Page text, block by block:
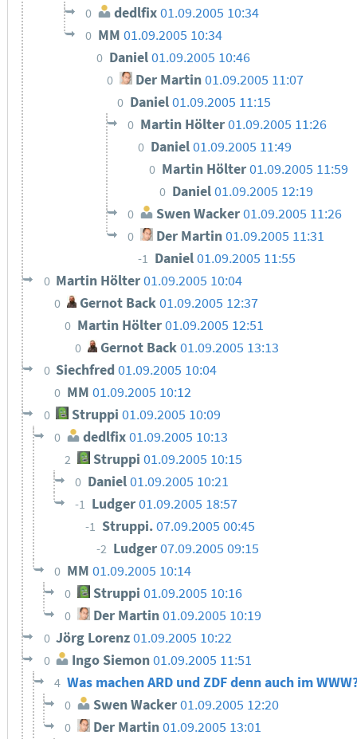
0 dedlfix01.09.2005 10:34
0 MM01.09.2005 10:34
0 Daniel01.09.2005 10:46
0 Der Martin 01.09.2005 11:07
0 Daniel01.09.2005 11:15
0 Martin Hölter01.09.2005 11:26
0 Daniel01.09.2005 11:49
0 Martin Hölter01.09.2005 11:59
0 Daniel01.09.2005 12:19
0 Swen Wacker01.09.2005 11:26
0 Der Martin01.09.2005 11:31
-1 Daniel01.09.2005 11:55
0 Martin Hölter01.09.2005 10:04
0 Gernot Back 01.09.2005 12:37
0 Martin Hölter01.09.2005 12:51
0 Gernot Back01.09.2005 13:13
0 Siechfred01.09.2005 10:04
0 MM 01.09.2005 10:12
0 Struppi 01.09.2005 10:09
0 dedlfix 01.09.2005 10:13
2 Struppi 01.09.2005 10:15
0 Daniel01.09.2005 10:21
-1 Ludger01.09.2005 18:57
-1 Struppi.07.09.2005 00:45
-2 Ludger07.09.2005 09:15
0 MM 01.09.2005 10:14
0 Struppi 01.09.2005 10:16
0 Der Martin01.09.2005 10:19
0 Jörg Lorenz01.09.2005 10:22
0 Ingo Siemon01.09.2005 11:51
4 Was machen ARD und ZDF denn auch im
0 Swen Wacker01.09.2005 12:20
0 Der Martin01.09.2005 13:01